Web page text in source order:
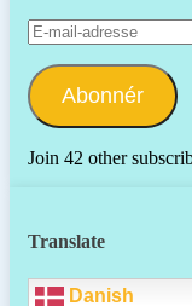
E-
mail-
adresse
Abonnér
Join 42 other
Translate
Danish